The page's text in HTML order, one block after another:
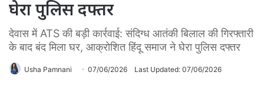
घेरा पुलिस दफ्तर
देवास में ATS की बड़ी कार्रवाई: संदिग्ध आतंकी बिलाल की गिरफ्तारी
के बाद बंद मिला घर, आक्रोशित हिंदू समाज ने घेरा पुलिस दफ्तर
Usha Pamnani 07/06/2026 Last Updated: 07/06/2026